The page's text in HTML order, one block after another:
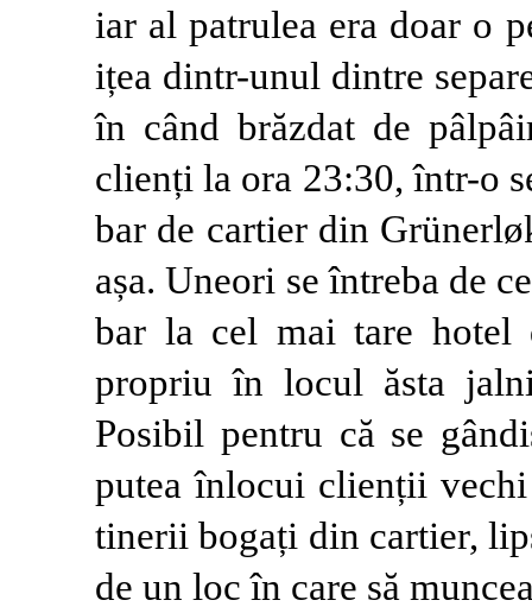
iar al patrulea era doar o
ițea dintr-unul dintre
în când brăzdat de
clienți la ora 23:30, într-o
bar de cartier din
așa. Uneori se întreba de
bar la cel mai tare hotel
propriu în locul ăsta
Posibil pentru că se
putea înlocui clienții
tinerii bogați din cartier,
de un loc în care să